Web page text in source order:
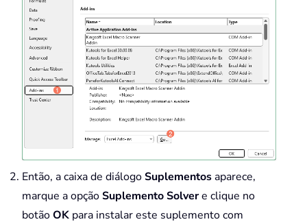
Então, a caixa de diálogoSuplementosaparece,
marque a opçãoSuplemento Solvere clique no
botãoOK para instalar este suplemento com